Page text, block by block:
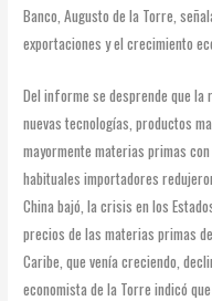
Banco, Augusto de la Torre,
exportaciones y el crecimiento
Del informe se desprende que la
nuevas tecnologías, productos
mayormente materias primas
habituales importadores
China bajó, la crisis en los
precios de las materias primas
Caribe, que venía creciendo,
economista de la Torre indicó